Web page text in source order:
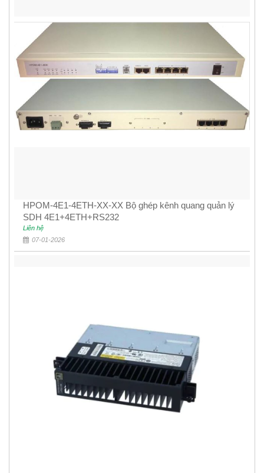
HPOM-4E1-4ETH-XX-XX Bộ ghép kênh quang quản lý
SDH 4E1+4ETH+RS232
Liên hệ
07-01-2026